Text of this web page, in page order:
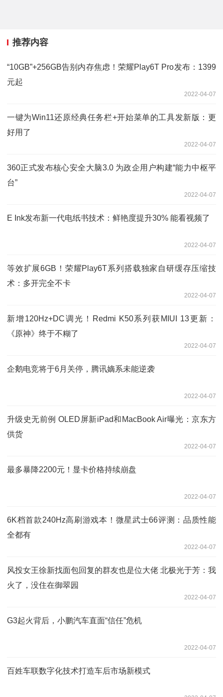
推荐内容
“10GB”+256GB告别内存焦虑！荣耀Play6T Pro发布：1399
元起
2022-04-07
一键为Win11还原经典任务栏+开始菜单的工具发新版：更
好用了
2022-04-07
360正式发布核心安全大脑3.0 为政企用户构建“能力中枢平
台”
2022-04-07
E Ink发布新一代电纸书技术：鲜艳度提升30% 能看视频了
2022-04-07
等效扩展6GB！荣耀Play6T系列搭载独家自研缓存压缩技
术：多开完全不卡
2022-04-07
新增120Hz+DC调光！Redmi K50系列获MIUI 13更新：
《原神》终于不糊了
2022-04-07
企鹅电竞将于6月关停，腾讯嫡系未能逆袭
2022-04-07
升级史无前例 OLED屏新iPad和MacBook Air曝光：京东方
供货
2022-04-07
最多暴降2200元！显卡价格持续崩盘
2022-04-07
6K档首款240Hz高刷游戏本！微星武士66评测：品质性能
全都有
2022-04-07
风投女王徐新找面包回复的群友也是位大佬 北极光于芳：我
火了，没住在御翠园
2022-04-07
G3起火背后，小鹏汽车直面“信任”危机
2022-04-07
百姓车联数字化技术打造车后市场新模式